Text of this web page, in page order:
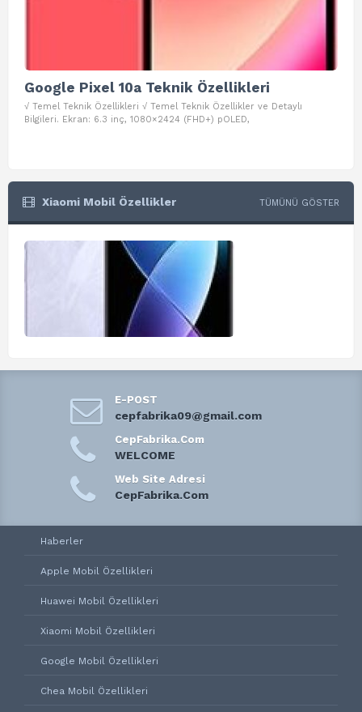
Google Pixel 10a Teknik Özellikleri
√ Temel Teknik Özellikleri √ Temel Teknik Özellikler ve Detaylı
Bilgileri. Ekran: 6.3 inç, 1080×2424 (FHD+) pOLED,
Xiaomi Mobil Özellikler TÜMÜNÜ GÖSTER
E-POST
cepfabrika09@gmail.com
CepFabrika.Com
WELCOME
Web Site Adresi
CepFabrika.Com
Haberler
Apple Mobil Özellikleri
Huawei Mobil Özellikleri
Xiaomi Mobil Özellikleri
Google Mobil Özellikleri
Chea Mobil Özellikleri